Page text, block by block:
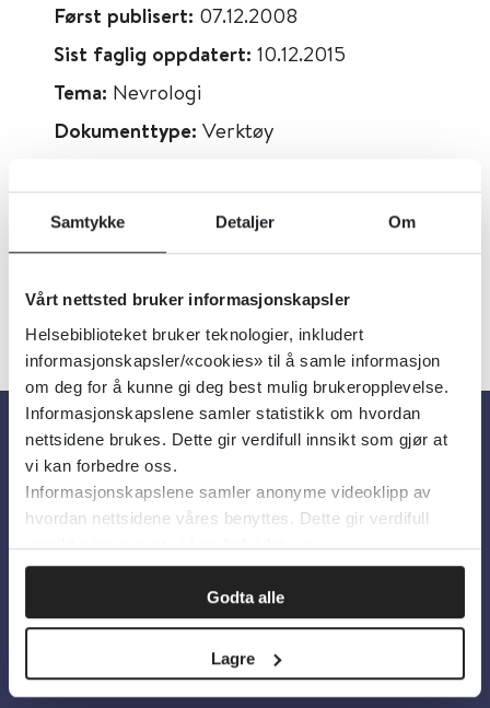
Samtykke Detaljer Om
Vårt nettsted bruker informasjonskapsler
Helsebiblioteket bruker teknologier, inkludert
informasjonskapsler/«cookies» til å samle informasjon
om deg for å kunne gi deg best mulig brukeropplevelse.
Informasjonskapslene samler statistikk om hvordan
nettsidene brukes. Dette gir verdifull innsikt som gjør at
vi kan forbedre oss.
Informasjonskapslene samler anonyme videoklipp av
hvordan nettsidene våres benyttes. Dette gir verdifull
innsikt som gjør at vi kan forbedre oss.
Godta alle
Lagre
Først publisert: 07.12.2008
Sist faglig oppdatert: 10.12.2015
Tema: Nevrologi
Dokumenttype: Verktøy
Om oss
Personvern og informasjonskapsler
Tilgjengelighetserklæring
Information in English
Bilder fra Colourbox.com